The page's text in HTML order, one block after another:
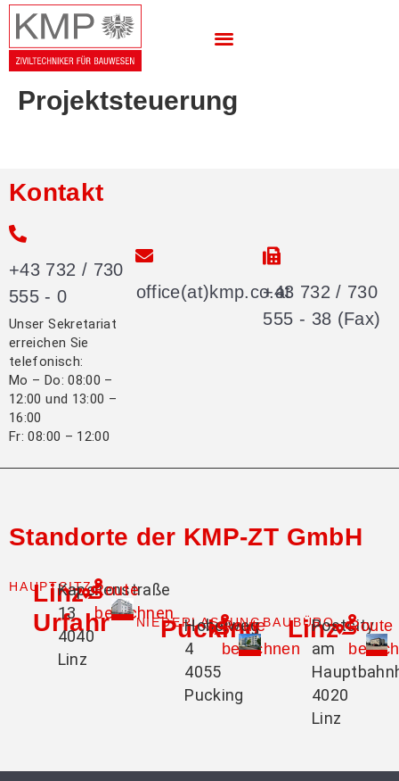
Projektsteuerung
Kontakt
+43 732 / 730
555 - 0
Unser Sekretariat
erreichen Sie
telefonisch:
Mo – Do: 08:00 –
12:00 und 13:00 –
16:00
Fr: 08:00 – 12:00
office(at)kmp.co.at+43 732 / 730
555 - 38 (Fax)
Standorte der KMP-ZT GmbH
HAUPTSITZ
Linz-
Urfahr
Kapellenstraße
13
4040
Linz
Route
berechnenNIEDERLASSUNG
Pucking
Hobelweg
4
4055
Pucking
Route
berechnen
BAUBÜRO
LinzPostcity
am
4020
Linz
Route